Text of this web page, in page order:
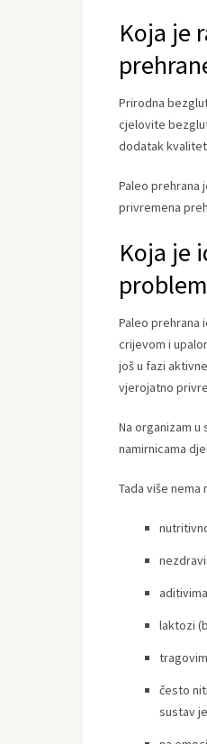
Koja je
Prirodna
cjelovite
dodatak
Paleo prehrana
privremena
Koja je
Paleo prehrana
crijevom i
još u fazi
vjerojatno
Na organizam
namirnicama
Tada više nema
laktozi
često
sustav